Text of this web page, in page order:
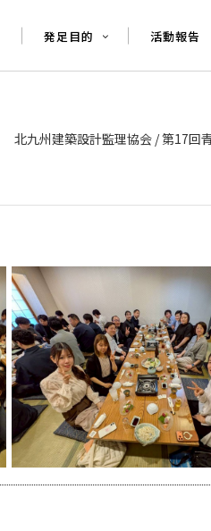
発足目的 活動報告
北九州建築設計監理協会 /第17回